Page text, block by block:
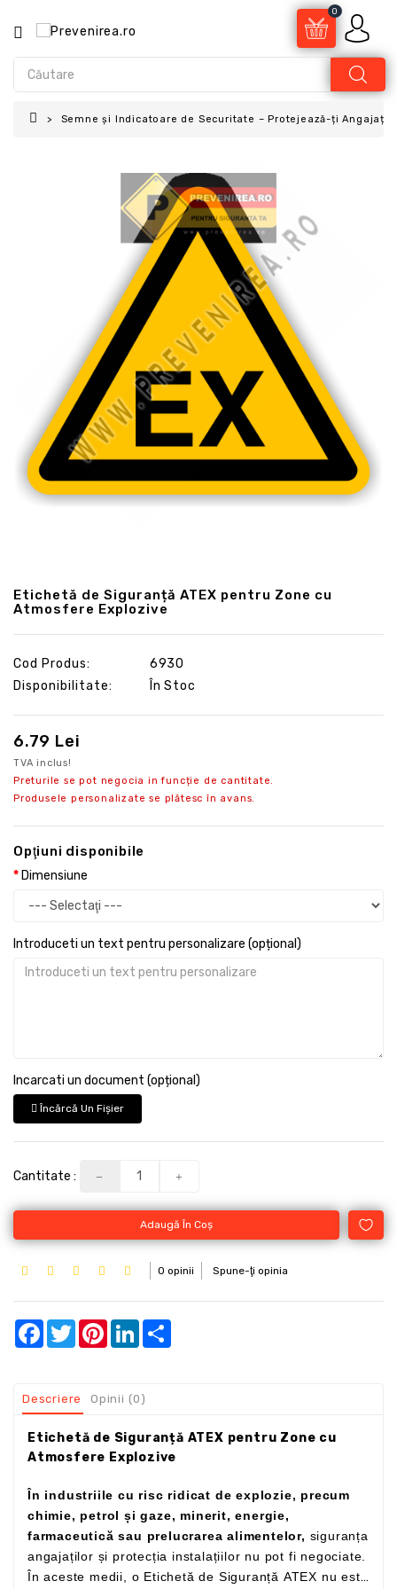
0
Semne și Indicatoare de Securitate – Protejează-ți Angajații
Etichetă de Siguranță ATEX pentru Zone cu
Atmosfere Explozive
Cod Produs:
6930
Disponibilitate:
În Stoc
6.79 Lei
TVA inclus!
Preturile se pot negocia in funcție de cantitate.
Produsele personalizate se plătesc în avans.
Opţiuni disponibile
Dimensiune
Introduceti un text pentru personalizare (opțional)
Incarcati un document (opțional)
Încărcă Un Fişier
Cantitate :
Adaugă În Coş
0 opinii Spune-ţi opinia
Facebook
TwitterPinterestLinkedIn
Descriere Opinii (0)
Etichetă de Siguranță ATEX pentru Zone cu
Atmosfere Explozive
În industriile cu risc ridicat de explozie, precum
chimie, petrol și gaze, minerit, energie,
farmaceutică sau prelucrarea alimentelor, siguranța
angajaților și protecția instalațiilor nu pot fi negociate.
În aceste medii, o Etichetă de Siguranță ATEX nu este